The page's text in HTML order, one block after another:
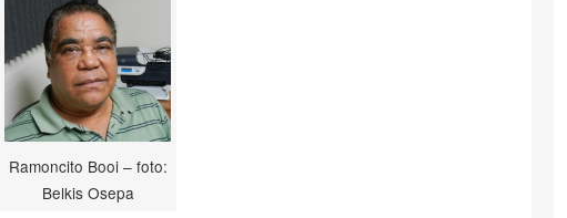
Ramoncito Booi – foto:
Belkis Osepa